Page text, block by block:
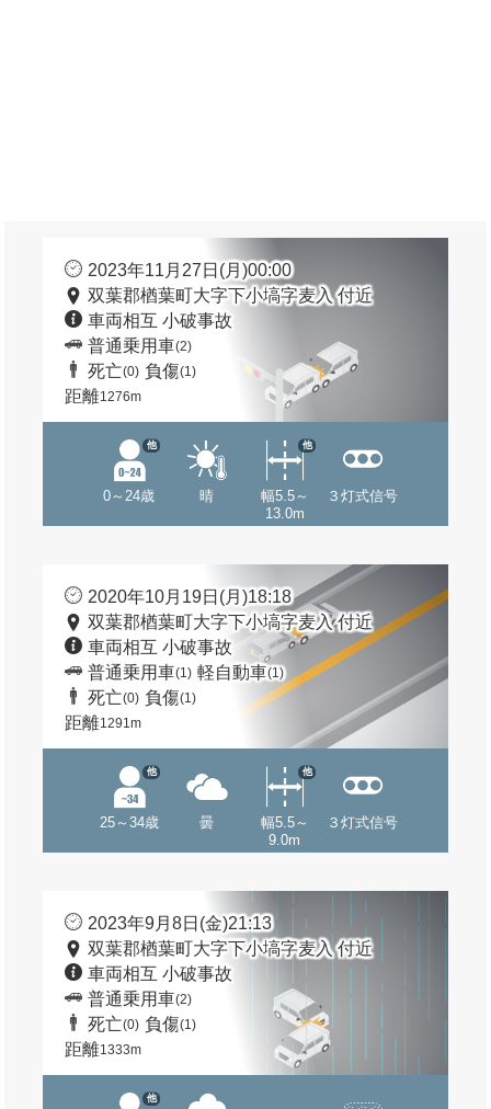
2023年11月27日(月)00:00
双葉郡楢葉町大字下小塙字麦入 付近
車両相互 小破事故
普通乗用車(2)
死亡(0) 負傷(1)
距離1276m
0～24歳
他
晴
幅5.5～
13.0m
他
３灯式信号
2020年10月19日(月)18:18
双葉郡楢葉町大字下小塙字麦入 付近
車両相互 小破事故
普通乗用車(1) 軽自動車(1)
死亡(0) 負傷(1)
距離1291m
25～34歳
他
曇
幅5.5～
9.0m
他
３灯式信号
2023年9月8日(金)21:13
双葉郡楢葉町大字下小塙字麦入 付近
車両相互 小破事故
普通乗用車(2)
死亡(0) 負傷(1)
距離1333m
他